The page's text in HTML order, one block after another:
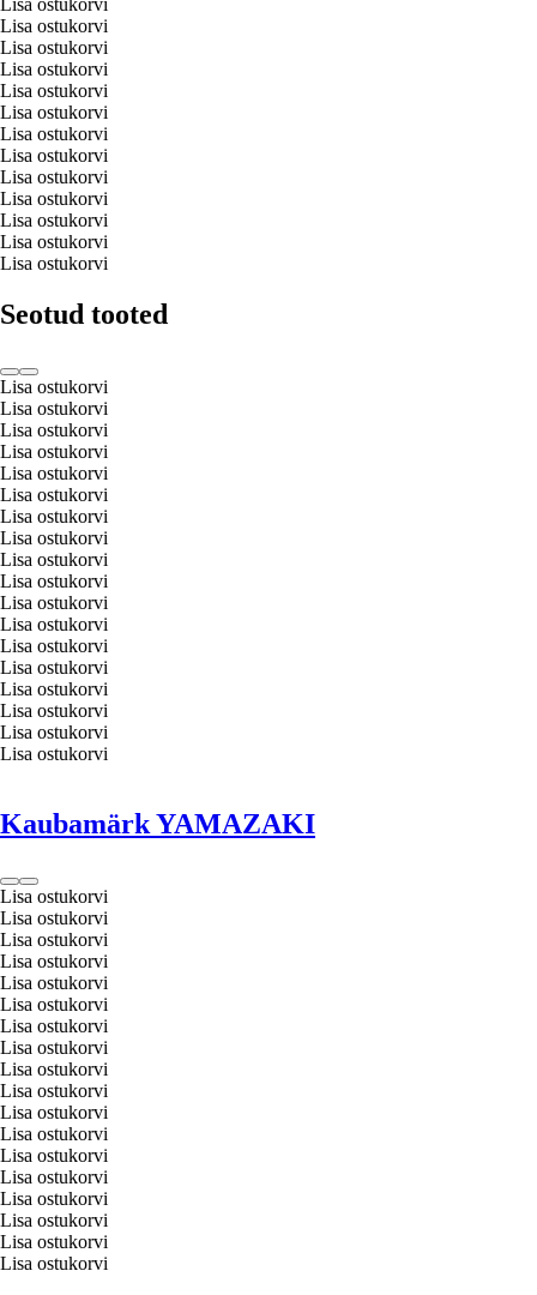
Lisa ostukorvi
Lisa ostukorvi
Lisa ostukorvi
Lisa ostukorvi
Lisa ostukorvi
Lisa ostukorvi
Lisa ostukorvi
Lisa ostukorvi
Lisa ostukorvi
Lisa ostukorvi
Lisa ostukorvi
Lisa ostukorvi
Lisa ostukorvi
Seotud tooted
Lisa ostukorvi
Lisa ostukorvi
Lisa ostukorvi
Lisa ostukorvi
Lisa ostukorvi
Lisa ostukorvi
Lisa ostukorvi
Lisa ostukorvi
Lisa ostukorvi
Lisa ostukorvi
Lisa ostukorvi
Lisa ostukorvi
Lisa ostukorvi
Lisa ostukorvi
Lisa ostukorvi
Lisa ostukorvi
Lisa ostukorvi
Lisa ostukorvi
Kaubamärk YAMAZAKI
Lisa ostukorvi
Lisa ostukorvi
Lisa ostukorvi
Lisa ostukorvi
Lisa ostukorvi
Lisa ostukorvi
Lisa ostukorvi
Lisa ostukorvi
Lisa ostukorvi
Lisa ostukorvi
Lisa ostukorvi
Lisa ostukorvi
Lisa ostukorvi
Lisa ostukorvi
Lisa ostukorvi
Lisa ostukorvi
Lisa ostukorvi
Lisa ostukorvi